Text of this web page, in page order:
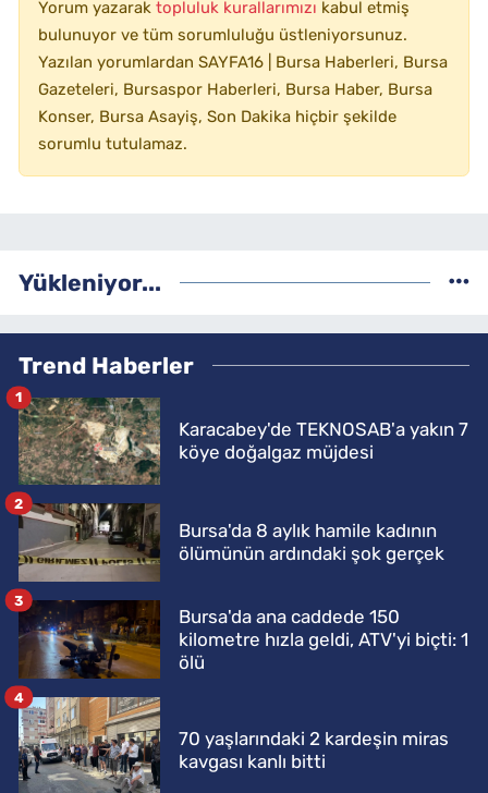
Yorum yazarak topluluk kurallarımızı kabul etmiş
bulunuyor ve tüm sorumluluğu üstleniyorsunuz.
Yazılan yorumlardan SAYFA16 | Bursa Haberleri, Bursa
Gazeteleri, Bursaspor Haberleri, Bursa Haber, Bursa
Konser, Bursa Asayiş, Son Dakika hiçbir şekilde
sorumlu tutulamaz.
Yükleniyor...
Trend Haberler
Karacabey'de TEKNOSAB'a yakın 7
köye doğalgaz müjdesi
1
Bursa'da 8 aylık hamile kadının
ölümünün ardındaki şok gerçek
2
Bursa'da ana caddede 150
kilometre hızla geldi, ATV'yi biçti: 1
ölü
3
70 yaşlarındaki 2 kardeşin miras
kavgası kanlı bitti
4